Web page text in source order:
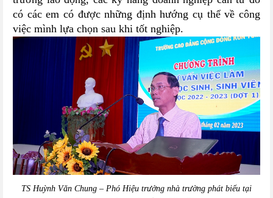
có các em có được những định hướng cụ thể về công
việc mình lựa chọn sau khi tốt nghiệp.
TS Huỳnh Văn Chung – Phó Hiệu trưởng nhà trường phát biểu tại